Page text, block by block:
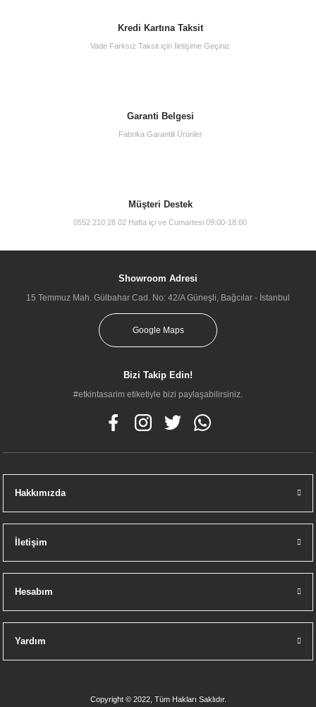
Kredi Kartına Taksit
Vade Farksız Taksit için İletişime Geçiniz
Garanti Belgesi
Fabrika Garantili Ürünler
Müşteri Destek
0552 210 28 02 Hafta içi ve Cumartesi 09:00-18:00
Showroom Adresi
15 Temmuz Mah. Gülbahar Cad. No: 42/A Güneşli, Bağcılar - İstanbul
Google Maps
Bizi Takip Edin!
#etkintasarim etiketiyle bizi paylaşabilirsiniz.
Hakkımızda
İletişim
Hesabım
Yardım
Copyright © 2022, Tüm Hakları Saklıdır.